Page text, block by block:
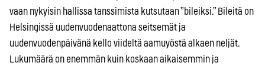
vaan nykyisin hallissa tanssimista kutsutaan ”bileiksi.” Bileitä on
Helsingissä uudenvuodenaattona seitsemät ja
uudenvuodenpäivänä kello viideltä aamuyöstä alkaen neljät.
Lukumäärä on enemmän kuin koskaan aikaisemmin ja